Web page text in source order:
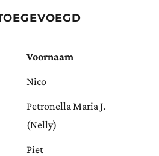
Voornaam
Nico
Petronella Maria J.
(Nelly)
Piet